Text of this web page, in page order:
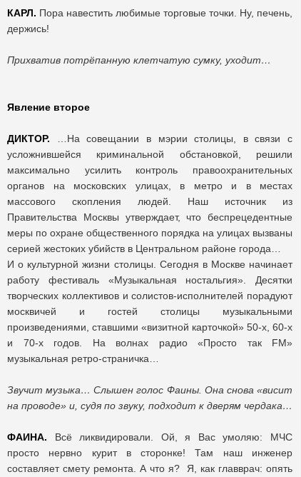
КАРЛ. Пора навестить любимые торговые точки. Ну, печень,
держись!
Прихватив потрёпанную клетчатую сумку, уходит…
Явление второе
ДИКТОР. …На совещании в мэрии столицы, в связи с
усложнившейся криминальной обстановкой, решили
максимально усилить контроль правоохранительных
органов на московских улицах, в метро и в местах
массового скопления людей. Наш источник из
Правительства Москвы утверждает, что беспрецедентные
меры по охране общественного порядка на улицах вызваны
серией жестоких убийств в Центральном районе города…
И о культурной жизни столицы. Сегодня в Москве начинает
работу фестиваль «Музыкальная ностальгия». Десятки
творческих коллективов и солистов-исполнителей порадуют
москвичей и гостей столицы музыкальными
произведениями, ставшими «визитной карточкой» 50-х, 60-х
и 70-х годов. На волнах радио «Просто так FM»
музыкальная ретро-страничка…
Звучит музыка… Слышен голос Фаины. Она снова «висит
на проводе» и, судя по звуку, подходит к дверям чердака…
ФАИНА. Всё ликвидировали. Ой, я Вас умоляю: МЧС
просто нервно курит в сторонке! Там наш инженер
составляет смету ремонта. А что я? Я, как главврач: опять